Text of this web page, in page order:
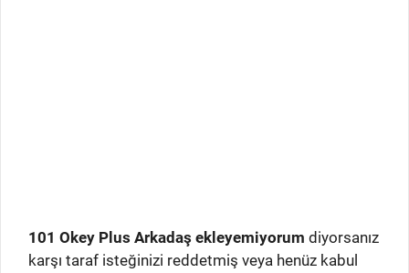
101 Okey Plus Arkadaş ekleyemiyorum diyorsanız
karşı taraf isteğinizi reddetmiş veya henüz kabul